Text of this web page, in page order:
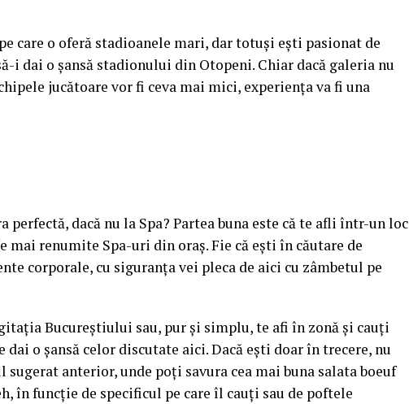
care o oferă stadioanele mari, dar totuși ești pasionat de
i dai o șansă stadionului din Otopeni. Chiar dacă galeria nu
jucătoare vor fi ceva mai mici, experiența va fi una
perfectă, dacă nu la Spa? Partea buna este că te afli într-un loc
mai renumite Spa-uri din oraș. Fie că ești în căutare de
corporale, cu siguranța vei pleca de aici cu zâmbetul pe
Bucureștiului sau, pur și simplu, te afi în zonă și cauți
o șansă celor discutate aici. Dacă ești doar în trecere, nu
anterior, unde poți savura cea mai buna salata boeuf
în funcție de specificul pe care îl cauți sau de poftele